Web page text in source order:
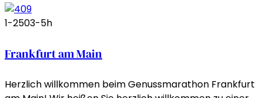
1-2503-5h
Frankfurt am Main
Herzlich willkommen beim Genussmarathon Frankfurt